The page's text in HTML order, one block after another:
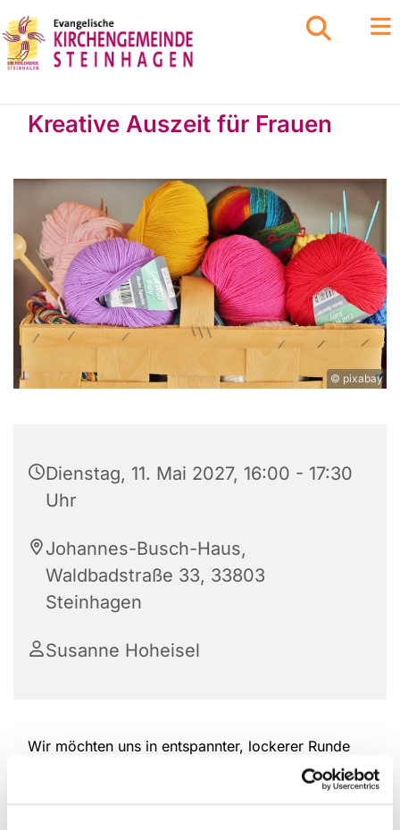
Kreative Auszeit für Frauen
© pixabay
Dienstag, 11. Mai 2027, 16:00 - 17:30
Uhr
Johannes-Busch-Haus,
Waldbadstraße 33, 33803
Steinhagen
Susanne Hoheisel
Wir möchten uns in entspannter, lockerer Runde
treffen. Dabei wird jede anderes kreativ mit
Stricken, Handarbeiten, Tipps austauschen und wir
kommen über Gott und die Welt ins Gespräch.